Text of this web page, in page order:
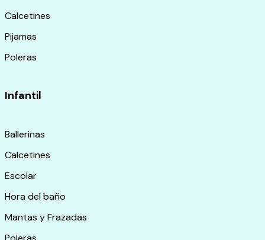
Calcetines
Pijamas
Poleras
Infantil
Ballerinas
Calcetines
Escolar
Hora del baño
Mantas y Frazadas